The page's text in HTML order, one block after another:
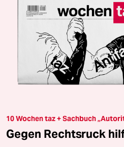
10 Wochen taz + Sachbuch
Gegen Rechtsruck